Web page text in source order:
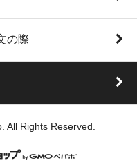
の際
All Rights Reserved.